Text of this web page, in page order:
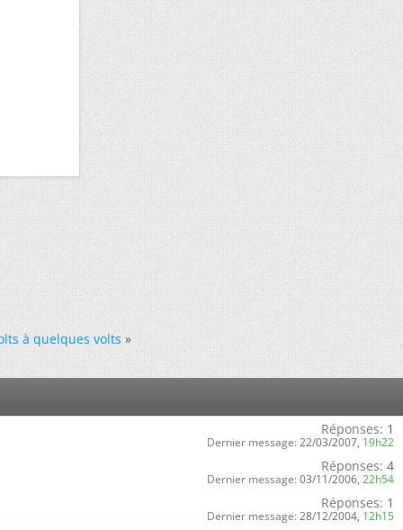
à quelques volts »
Réponses: 1
Dernier message: 22/03/2007, 19h22
Réponses: 4
Dernier message: 03/11/2006, 22h54
Réponses: 1
Dernier message: 28/12/2004, 12h15